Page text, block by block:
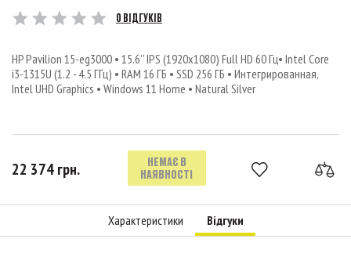
0 ВІДГУКІВ
HP Pavilion 15-eg3000 • 15.6’’ IPS (1920x1080) Full HD 60 Гц• Intel Core
i3-1315U (1.2 - 4.5 ГГц) • RAM 16 ГБ • SSD 256 ГБ • Интегрированная,
Intel UHD Graphics • Windows 11 Home • Natural Silver
22 374 грн.
НЕМАЄ В
НАЯВНОСТІ
Характеристики Відгуки